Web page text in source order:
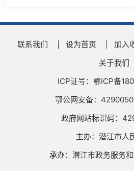
联系我们 设为首页 加入
关于我们
ICP证号：鄂ICP备
鄂公网安备：
政府网站标识码：
主办：潜江市人
承办：潜江市政务服务